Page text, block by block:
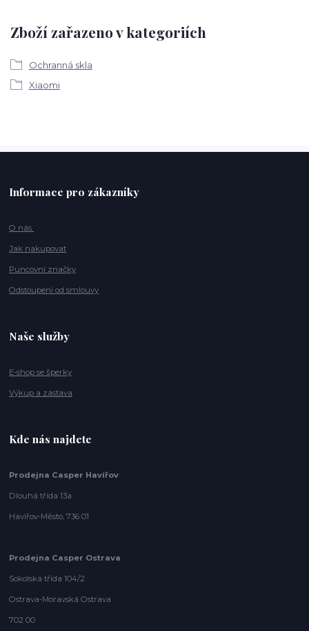
Zboží zařazeno v kategoriích
Ochranná skla
Xiaomi
Informace pro zákazníky
O nás
Jak nakupovat
Puncovní značky
Odstoupení od smlouvy
Naše služby
E-shop se šperky
Výkup a zástava
Kde nás najdete
Prodejna Casper Havířov
Dlouhá třída 13a
Havířov-Město, 736 01
Prodejna Casper Ostrava
Sokolská třída 104/2
Ostrava-Moravská Ostrava
702 00